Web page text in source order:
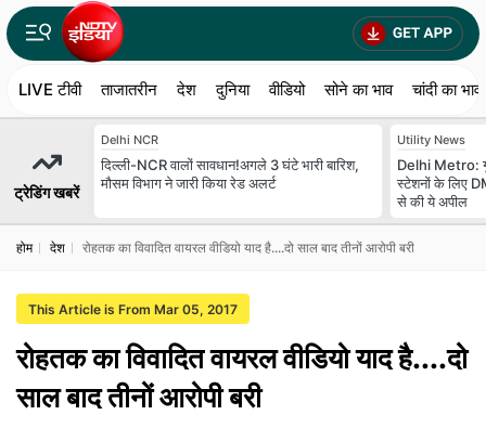
LIVE टीवी ताजातरीन देश दुनिया वीडियो सोने का भाव चांदी का भाव
ट्रेडिंग खबरें
Delhi NCR
दिल्ली-NCR वालों सावधान!अगले 3 घंटे भारी बारिश,
मौसम विभाग ने जारी किया रेड अलर्ट
Utility News
Delhi Metro:
स्‍टेशनों के लिए
से की ये अपील
होम देश रोहतक का विवादित वायरल वीडियो याद है....दो साल बाद तीनों आरोपी बरी
This Article is From Mar 05, 2017
रोहतक का विवादित वायरल वीडियो याद है....दो
साल बाद तीनों आरोपी बरी